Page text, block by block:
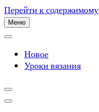
Перейти к содержимому
Меню
Новое
Уроки вязания